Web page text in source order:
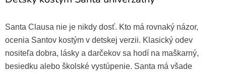
Santa Clausa nie je nikdy dosť. Kto má rovnaký názor,
ocenia Santov kostým v detskej verzii. Klasický odev
nositeľa dobra, lásky a darčekov sa hodí na maškarný,
besiedku alebo školské vystúpenie. Santa má všade